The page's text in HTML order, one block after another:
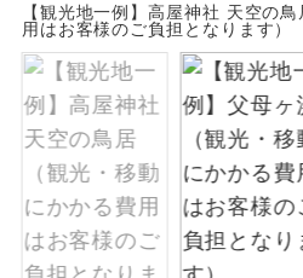
【観光地一例】高屋神社 天空の
用はお客様のご負担となります）
絶景 絶景スポッ
温泉 温泉地にも
露天風呂
ご宿泊ホテ
す。
大浴場
お支払いは、クレジット
ります。
お申し込みの最後にクレ
していただき、決済手続
て、ご旅行の契約が成立
ご予約方法について
ウェブ限定コースとなり